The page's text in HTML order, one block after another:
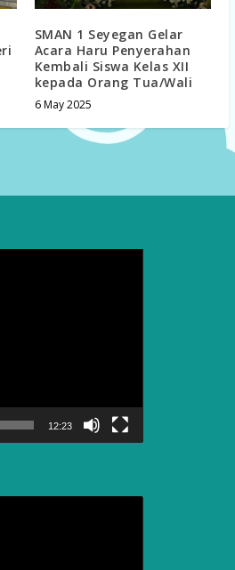
SMAN 1 Seyegan Gelar
Acara Haru Penyerahan
Kembali Siswa Kelas XII
kepada Orang Tua/Wali
6 May 2025
12:23